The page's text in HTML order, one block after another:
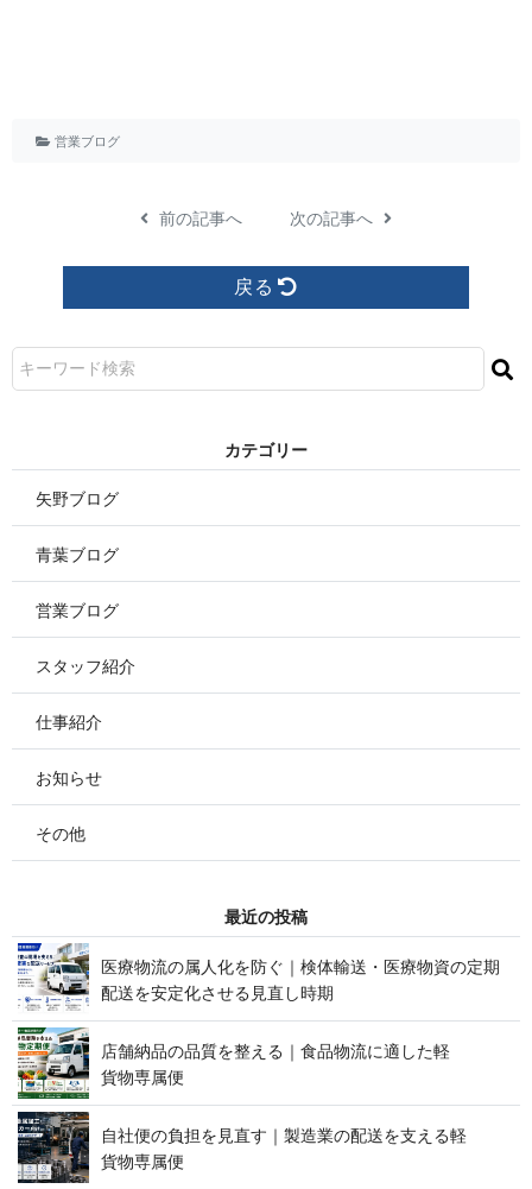
営業ブログ
前の記事へ 次の記事へ
戻る
カ テ ゴ リ ー
矢野ブログ
青葉ブログ
営業ブログ
スタッフ紹介
仕事紹介
お知らせ
その他
最 近 の 投 稿
医療物流の属人化を防ぐ｜検体輸送・医療物資の定期
配送を安定化させる見 直 し 時 期
店舗納品の品質を整える｜食品物流に適した軽
貨 物 専 属 便
自社便の負担を見直す｜製造業の配送を支える軽
貨 物 専 属 便